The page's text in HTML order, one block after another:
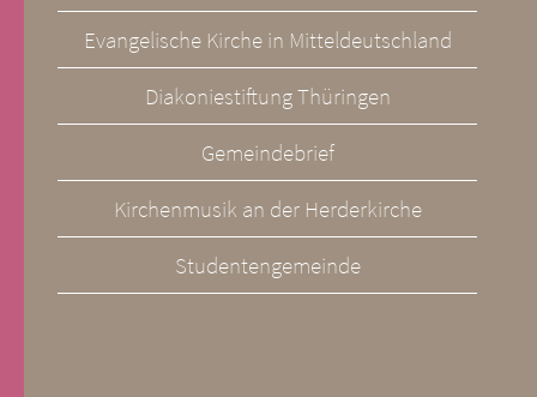
Evangelische Kirche in Mitteldeutschland
Diakoniestiftung Thüringen
Gemeindebrief
Kirchenmusik an der Herderkirche
Studentengemeinde